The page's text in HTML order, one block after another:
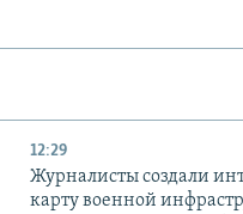
12:29
Журналисты создали
карту военной